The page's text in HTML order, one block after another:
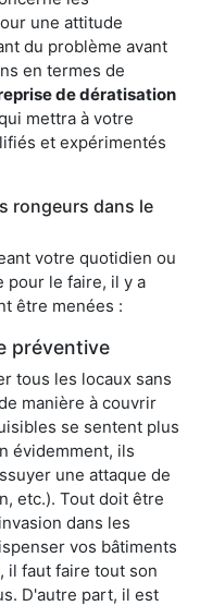
une attitude
du problème avant
en termes de
de dératisation
mettra à votre
et expérimentés
rongeurs dans le
votre quotidien ou
le faire, il y a
être menées :
préventive
tous les locaux sans
manière à couvrir
se sentent plus
évidemment, ils
une attaque de
etc.). Tout doit être
dans les
vos bâtiments
il faut faire tout son
D'autre part, il est